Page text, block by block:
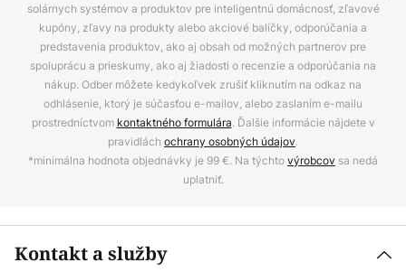
solárnych systémov a produktov pre inteligentnú domácnosť, zľavové
kupóny, zľavy na produkty alebo akciové balíčky, odporúčania a
predstavenia produktov, ako aj obsah od možných partnerov pre
spoluprácu a prieskumy, ako aj žiadosti o recenzie a odporúčania na
nákup. Odber môžete kedykoľvek zrušiť kliknutím na odkaz na
odhlásenie, ktorý je súčasťou e-mailov, alebo zaslaním e-mailu
prostredníctvom kontaktného formulára. Ďalšie informácie nájdete v
pravidlách ochrany osobných údajov.
*minimálna hodnota objednávky je 99 €. Na týchtovýrobcov sa nedá
uplatniť.
Kontakt a služby